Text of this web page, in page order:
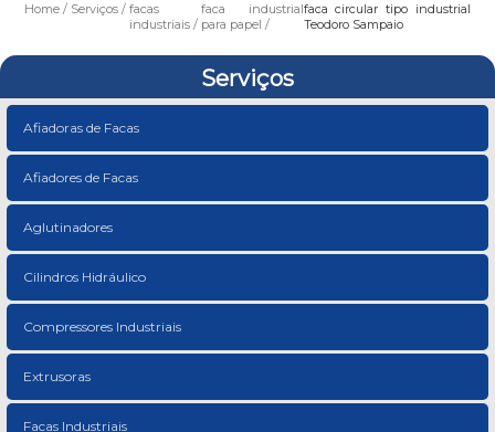
Home Serviços
facas
industriais
faca industrial
para papel
faca circular tipo industrial
Teodoro Sampaio
Serviços
Afiadoras de Facas
Afiadores de Facas
Aglutinadores
Cilindros Hidráulico
Compressores Industriais
Extrusoras
Facas Industriais